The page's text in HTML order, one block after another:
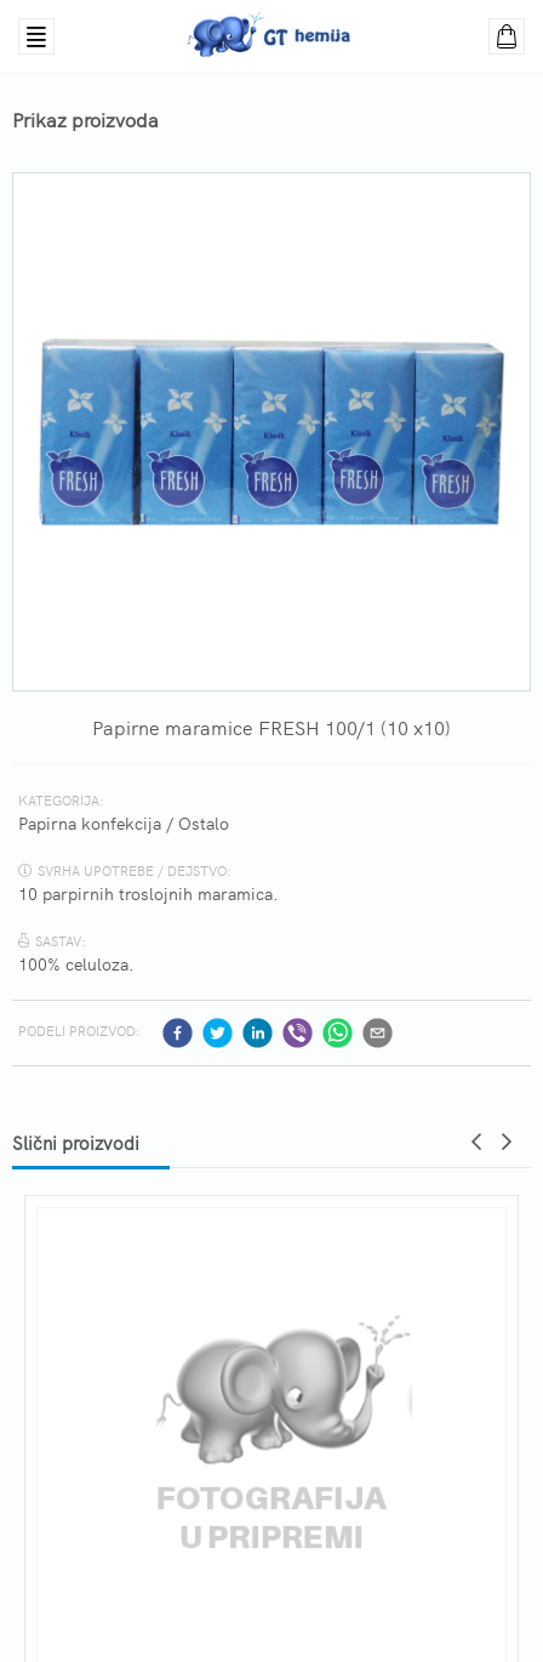
Prikaz proizvoda
Papirne maramice FRESH 100/1 (10 x10)
KATEGORIJA:
Papirna konfekcija / Ostalo
SVRHA UPOTREBE / DEJSTVO:
10 parpirnih troslojnih maramica.
SASTAV:
100% celuloza.
PODELI PROIZVOD:
Slični proizvodi